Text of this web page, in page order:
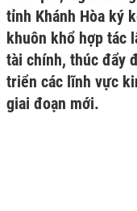
tỉnh Khánh Hòa ký
khuôn khổ hợp tác
tài chính, thúc đẩy
triển các lĩnh vực
giai đoạn mới.